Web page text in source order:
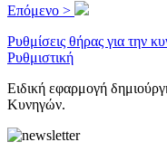
Επόμενο >
Ρυθμίσεις θήρας για την
Ρυθμιστική
Ειδική εφαρμογή
Κυνηγών.